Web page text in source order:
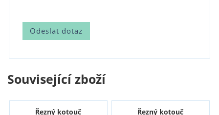
Související zboží
Řezný kotouč Řezný kotouč